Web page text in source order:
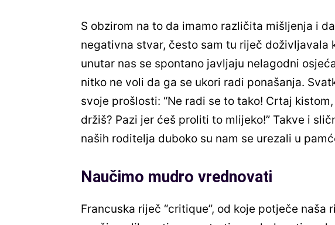
S obzirom na to da imamo različita mišljenja i
negativna stvar, često sam tu riječ doživljavala
unutar nas se spontano javljaju nelagodni
nitko ne voli da ga se ukori radi ponašanja.
svoje prošlosti: “Ne radi se to tako! Crtaj kistom,
držiš? Pazi jer ćeš proliti to mlijeko!” Takve i
naših roditelja duboko su nam se urezali u
Naučimo mudro vrednovati
Francuska riječ “critique”, od koje potječe naša